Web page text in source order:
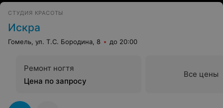
СТУДИЯ КРАСОТЫ
Искра
Гомель, ул. Т.С. Бородина, 8 до 20:00
Ремонт ногтя
Цена по запросу
Все цены